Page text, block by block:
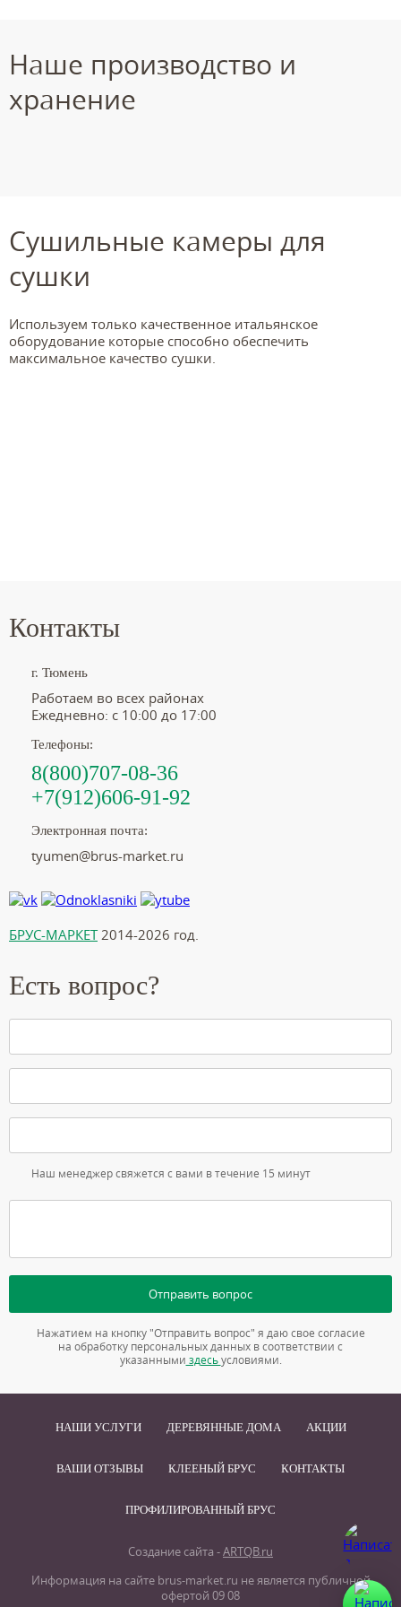
Наше производство и
хранение
Сушильные камеры для
сушки
Используем только качественное итальянское
оборудование которые способно обеспечить
максимальное качество сушки.
Контакты
г. Тюмень
Работаем во всех районах
Ежедневно: с 10:00 до 17:00
Телефоны:
8(800)707-08-36
+7(912)606-91-92
Электронная почта:
tyumen@brus-market.ru
БРУС-МАРКЕТ2014-2026 год.
Есть вопрос?
Наш менеджер свяжется с вами в течение 15 минут
Отправить вопрос
Нажатием на кнопку "Отправить вопрос" я даю свое согласие
на обработку персональных данных в соответствии с
указанными здесь условиями.
НАШИ УСЛУГИ ДЕРЕВЯННЫЕ ДОМА АКЦИИ
ВАШИ ОТЗЫВЫ КЛЕЕНЫЙ БРУС КОНТАКТЫ
ПРОФИЛИРОВАННЫЙ БРУС
Создание сайта -ARTQB.ru
Информация на сайте brus-market.ru не является публичной
офертой 09 08